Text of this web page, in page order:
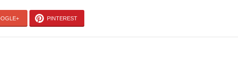
PINTEREST